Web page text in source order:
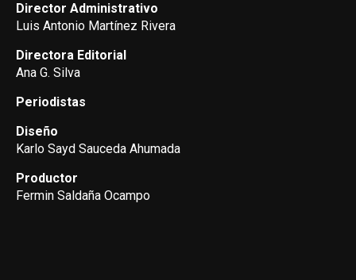
Director Administrativo
Luis Antonio Martínez Rivera
Directora Editorial
Ana G. Silva
Periodistas
Diseño
Karlo Sayd Sauceda Ahumada
Productor
Fermin Saldaña Ocampo